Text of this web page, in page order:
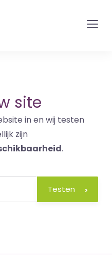
site
in en wij testen
zijn
.
Testen